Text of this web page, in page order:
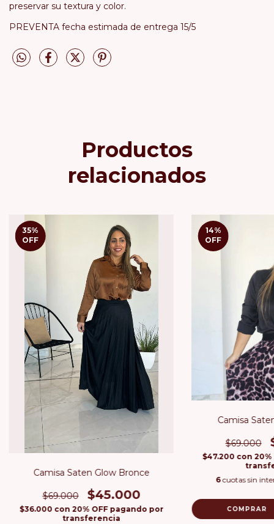
preservar su textura y color.
PREVENTA fecha estimada de entrega 15/5
Productos
relacionados
35%
OFF
Camisa Saten Glow Bronce
$69.000 $45.000
$36.000 con 20% OFF pagando por
transferencia
14%
OFF
Camisa
$69.000
$47.200 con
6 cuotas sin
COMPRAR